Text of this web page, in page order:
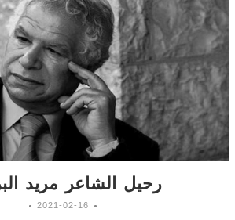
رحيل الشاعر مريد
2021-02-16